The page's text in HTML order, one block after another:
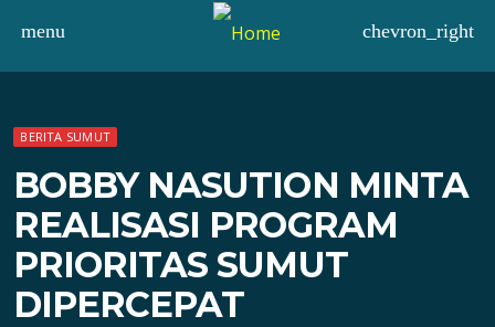
menu chevron_right
BERITA SUMUT
BOBBY NASUTION MINTA
REALISASI PROGRAM
PRIORITAS SUMUT
DIPERCEPAT